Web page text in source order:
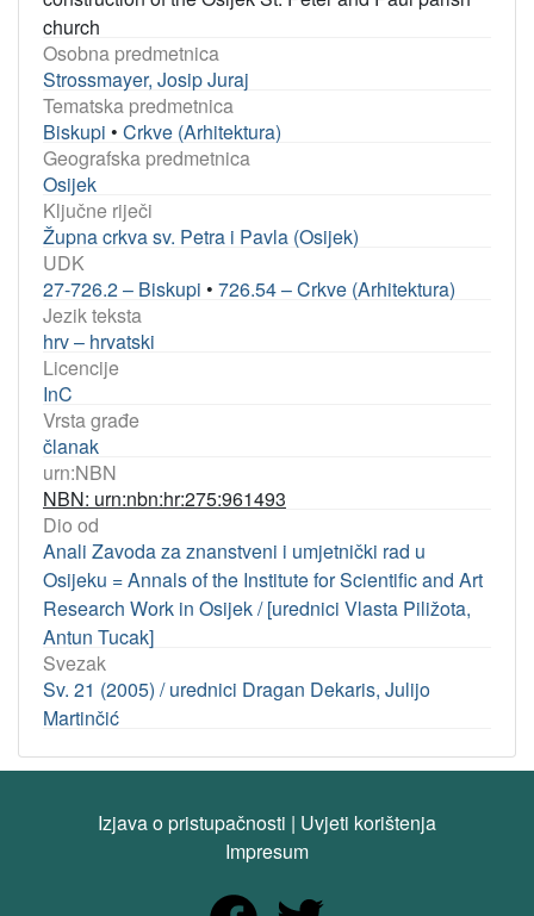
church
Osobna predmetnica
Strossmayer, Josip Juraj
Tematska predmetnica
Biskupi • Crkve (Arhitektura)
Geografska predmetnica
Osijek
Ključne riječi
Župna crkva sv. Petra i Pavla (Osijek)
UDK
27-726.2 – Biskupi • 726.54 – Crkve (Arhitektura)
Jezik teksta
hrv – hrvatski
Licencije
InC
Vrsta građe
članak
urn:NBN
NBN: urn:nbn:hr:275:961493
Dio od
Anali Zavoda za znanstveni i umjetnički rad u
Osijeku = Annals of the Institute for Scientific and Art
Research Work in Osijek / [urednici Vlasta Piližota,
Antun Tucak]
Svezak
Sv. 21 (2005) / urednici Dragan Dekaris, Julijo
Martinčić
Izjava o pristupačnosti | Uvjeti korištenja
Impresum